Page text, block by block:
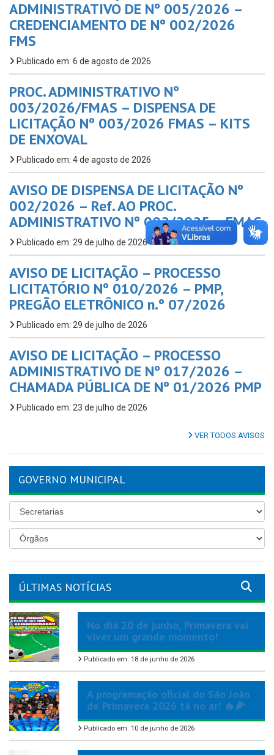
ADMINISTRATIVO DE Nº 005/2026 –
CREDENCIAMENTO DE Nº 002/2026
FMS
Publicado em: 6 de agosto de 2026
PROC. ADMINISTRATIVO Nº
003/2026/FMAS – DISPENSA DE
LICITAÇÃO Nº 003/2026 FMAS – KITS
DE ENXOVAL
Publicado em: 4 de agosto de 2026
AVISO DE DISPENSA DE LICITAÇÃO Nº
002/2026 – Ref. AO PROC.
ADMINISTRATIVO Nº 002/2025 – FMAS
Publicado em: 29 de julho de 2026
AVISO DE LICITAÇÃO – PROCESSO
LICITATÓRIO Nº 010/2026 – PMP,
PREGÃO ELETRÔNICO n.º 07/2026
Publicado em: 29 de julho de 2026
AVISO DE LICITAÇÃO – PROCESSO
ADMINISTRATIVO DE Nº 017/2026 –
CHAMADA PÚBLICA DE Nº 01/2026 PMP
Publicado em: 23 de julho de 2026
VER TODOS AVISOS
GOVERNO MUNICIPAL
ÚLTIMAS NOTÍCIAS
No dia 20 de junho, Primavera vai
viver um grande momento!
Publicado em: 18 de junho de 2026
A programação oficial do São João
de Primavera 2026 tá no ar! 🔥🌽
Publicado em: 10 de junho de 2026